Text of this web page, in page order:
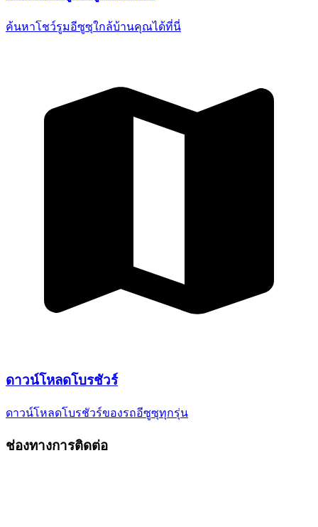
ค้นหาโชว์รูมอีซูซุใกล้บ้านคุณได้ที่นี่
ดาวน์โหลดโบรชัวร์
ดาวน์โหลดโบรชัวร์ของรถอีซูซุทุกรุ่น
ช่องทางการติดต่อ